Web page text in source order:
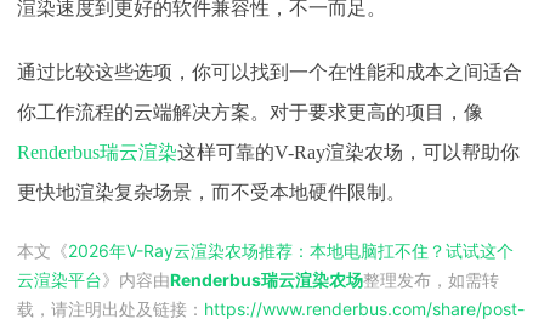
渲染速度到更好的软件兼容性，不一而足。
通过比较这些选项，你可以找到一个在性能和成本之间适合
你工作流程的云端解决方案。对于要求更高的项目，像
Renderbus瑞云渲染这样可靠的V-Ray渲染农场，可以帮助你
更快地渲染复杂场景，而不受本地硬件限制。
本文《2026年V-Ray云渲染农场推荐：本地电脑扛不住？试试这个
云渲染平台》内容由Renderbus瑞云渲染农场整理发布，如需转
载，请注明出处及链接： https://www.renderbus.com/share/post-